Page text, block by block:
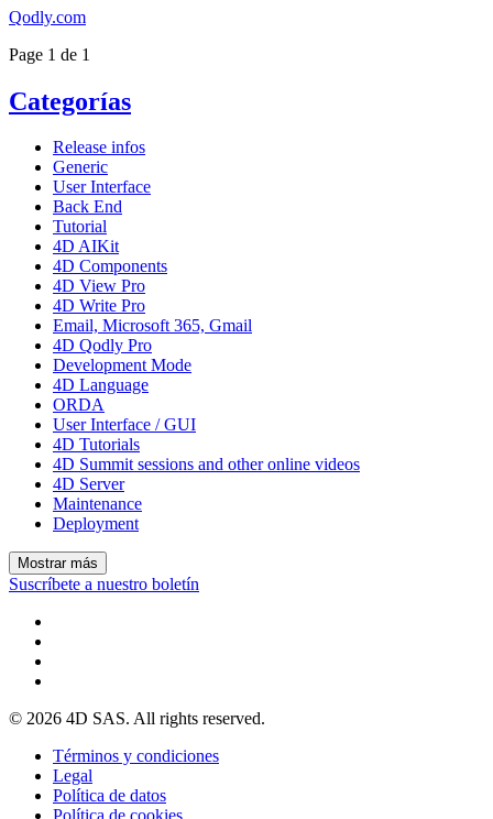
Qodly.com
Page 1 de 1
Categorías
Release infos
Generic
User Interface
Back End
Tutorial
4D AIKit
4D Components
4D View Pro
4D Write Pro
Email, Microsoft 365, Gmail
4D Qodly Pro
Development Mode
4D Language
ORDA
User Interface / GUI
4D Tutorials
4D Summit sessions and other online videos
4D Server
Maintenance
Deployment
Mostrar más
Suscríbete a nuestro boletín
© 2026 4D SAS. All rights reserved.
Términos y condiciones
Legal
Política de datos